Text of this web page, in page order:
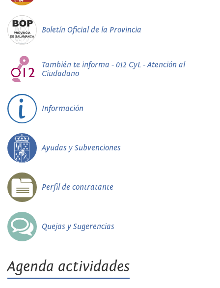
Boletín Oficial de la Provincia
También te informa - 012 CyL - Atención al
Ciudadano
Información
Ayudas y Subvenciones
Perfil de contratante
Quejas y Sugerencias
Agenda actividades